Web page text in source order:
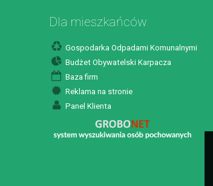
Dla mieszkańców
Gospodarka Odpadami Komunalnymi
Budżet Obywatelski Karpacza
Baza firm
Reklama na stronie
Panel Klienta